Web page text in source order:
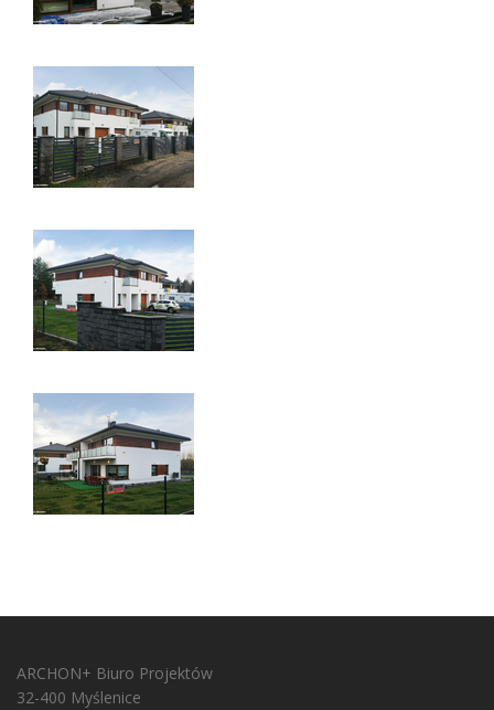
ARCHON+ Biuro Projektów
32-400 Myślenice